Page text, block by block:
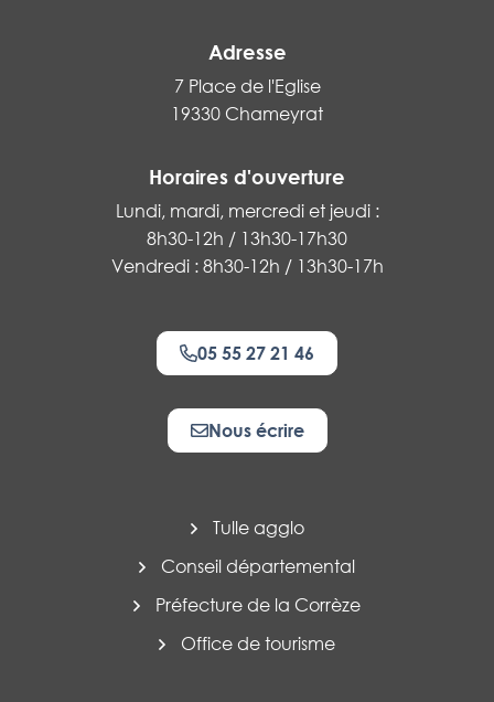
Adresse
7 Place de l'Eglise
19330 Chameyrat
Horaires d'ouverture
Lundi, mardi, mercredi et jeudi :
8h30-12h / 13h30-17h30
Vendredi : 8h30-12h / 13h30-17h
05 55 27 21 46
Nous écrire
Tulle agglo
Conseil départemental
Préfecture de la Corrèze
Office de tourisme